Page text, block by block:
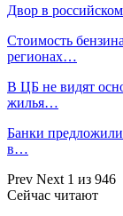
Двор в
Стоимость
регионах…
В ЦБ не видят
жилья…
Банки предложили
в…
Prev Next 1 из 946
Сейчас читают